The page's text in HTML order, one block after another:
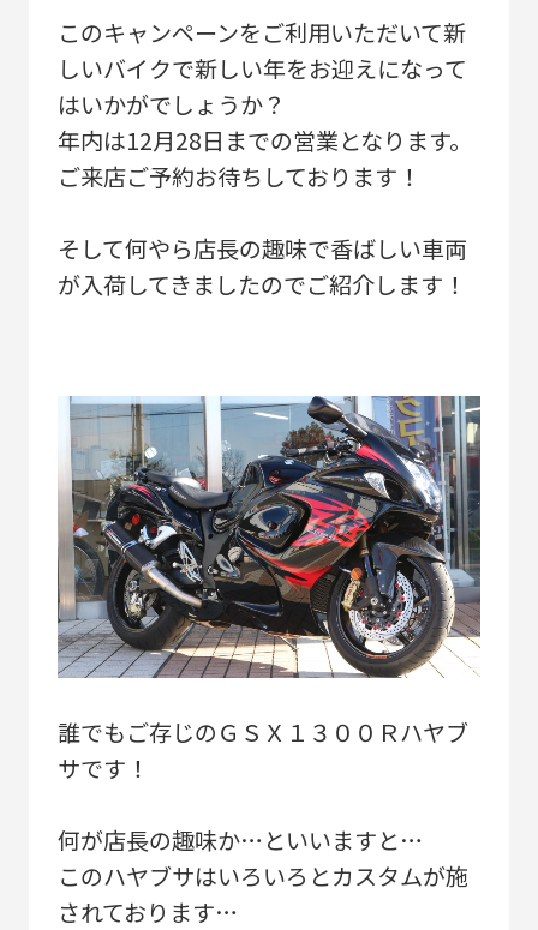
このキャンペーンをご利用いただいて新
しいバイクで新しい年をお迎えになって
はいかがでしょうか？
年内は12月28日までの営業となります。
ご来店ご予約お待ちしております！
そして何やら店長の趣味で香ばしい車両
が入荷してきましたのでご紹介します！
誰でもご存じのＧＳＸ１３００Ｒハヤブ
サです！
何が店長の趣味か…といいますと…
このハヤブサはいろいろとカスタムが施
されております…